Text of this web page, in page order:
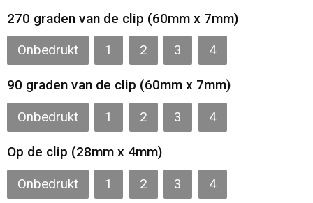
270 graden van de clip (60mm x 7mm)
Onbedrukt 1 2 3 4
90 graden van de clip (60mm x 7mm)
Onbedrukt 1 2 3 4
Op de clip (28mm x 4mm)
Onbedrukt 1 2 3 4